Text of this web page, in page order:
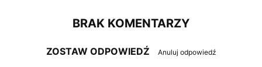
BRAK KOMENTARZY
ZOSTAW ODPOWIEDŹ Anuluj odpowiedź